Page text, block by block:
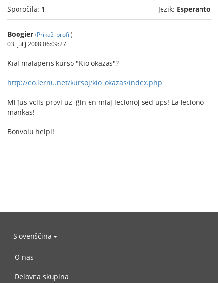
Sporočila: 1 Jezik: Esperanto
Boogier (Prikaži profil)
03. julij 2008 06:09:27
Kial malaperis kurso "Kio okazas"?
http://eo.lernu.net/kursoj/kio_okazas/index.php
Mi ĵus volis provi uzi ĝin en miaj lecionoj sed ups! La leciono
mankas!
Bonvolu helpi!
Slovenščina
O nas
Delovna skupina